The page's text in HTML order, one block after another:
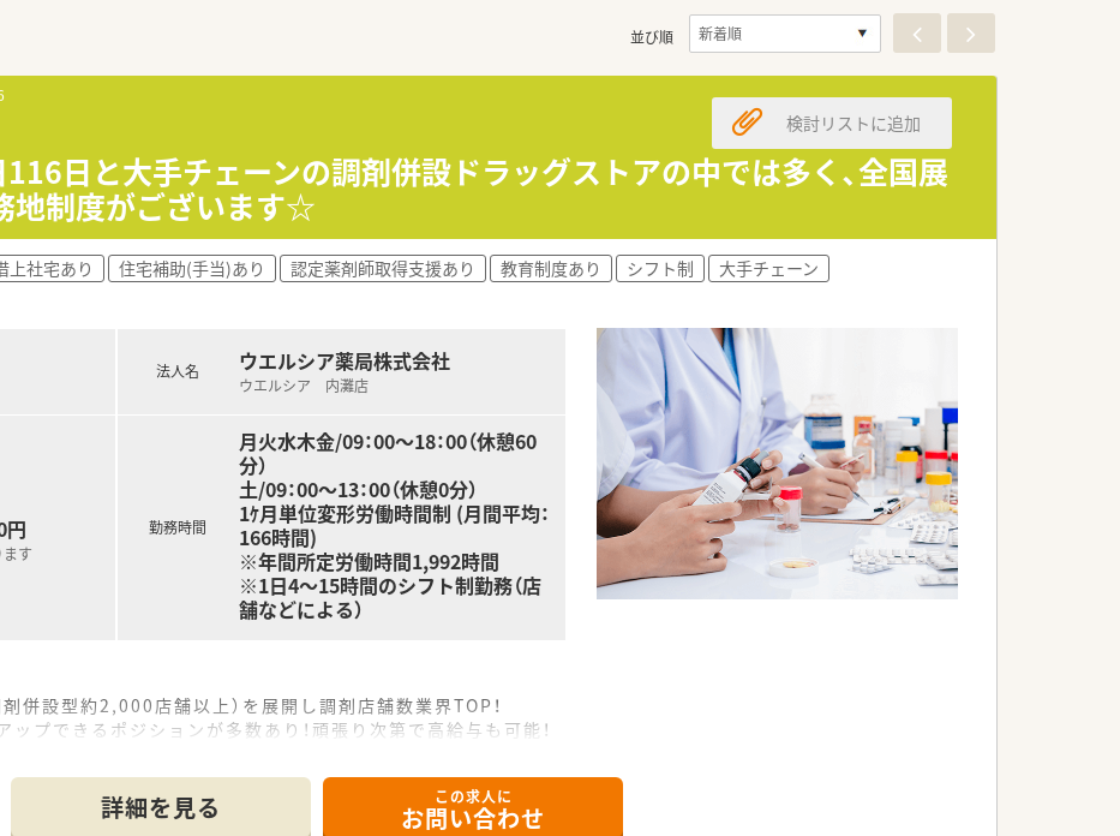
並び順
116日と大手チェーンの調剤併設ドラッグストアの中では多く、全国展
地制度がございます☆
検討リストに追加
上社宅あり 住宅補助(手当)あり 認定薬剤師取得支援あり 教育制度あり シフト制
大手チェーン
円
す
法人名 ウエルシア薬局株式会社
ウエルシア 内灘店
勤務時間
月火水木金/09：00～18：00（休憩60
分）
土/09：00～13：00（休憩0分）
1ｹ月単位変形労働時間制 (月間平均：
166時間)
※年間所定労働時間1,992時間
※1日4～15時間のシフト制勤務（店
舗などによる）
併設型約2,000店舗以上）を展開し調剤店舗数業界TOP！
プできるポジションが多数あり！頑張り次第で高給与も可能！
な社内研修や外部組織と連携した研修を用意されています
こそ活躍できるキャリアパスが多種多様に用意されています。
ネジャーや営業部長等のマネジメントのポジションも増えます。
詳細を見る この求人に
お問い合わせ